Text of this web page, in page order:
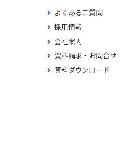
よくあるご質問
採用情報
会社案内
資料請求・お問合せ
資料ダウンロード